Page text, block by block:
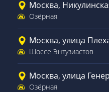
Москва,
Озёрная
Москва, улица
Шоссе Энтузиастов
Москва, улица
Озёрная